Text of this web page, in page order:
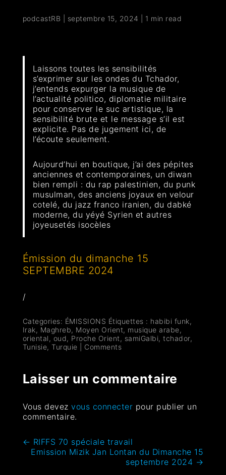
podcastRB septembre 15, 2024 1 min read
Laissons toutes les sensibilités
s’exprimer sur les ondes du Tchador,
j’entends expurger la musique de
l’actualité politico, diplomatie militaire
pour conserver le suc artistique, la
sensibilité brute et le message s’il est
explicite. Pas de jugement ici, de
l’écoute seulement.
Aujourd’hui en boutique, j’ai des pépites
anciennes et contemporaines, un diwan
bien rempli : du rap palestinien, du punk
musulman, des anciens joyaux en velour
cotelé, du jazz franco iranien, du dabké
moderne, du yéyé Syrien et autres
joyeusetés isocèles
Émission du dimanche 15
SEPTEMBRE 2024
/
Categories: ÉMISSIONS Étiquettes : habibi funk,
Irak, Maghreb, Moyen Orient, musique arabe,
oriental , oud, Proche Orient , samiGalbi,tchador,
Tunisie,Turquie Comments
Laisser un commentaire
Vous devezvous connecter pour publier un
commentaire.
← RIFFS 70 spéciale travail
Emission Mizik Jan Lontan du Dimanche 15
septembre 2024 →